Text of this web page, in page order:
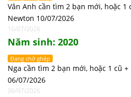
Vân Anh cần tìm 2 bạn mới, hoặc 1
Newton 10/07/2026
10/07/2026
Năm sinh: 2020
Đang chờ ghép
Nga cần tìm 2 bạn mới, hoặc 1 cũ +
06/07/2026
06/07/2026